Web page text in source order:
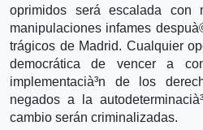
oprimidos será escalada con
manipulaciones infames
trágicos de Madrid. Cualquier
democrática de vencer a
implementacià³n de los
negados a la
cambio serán criminalizadas.